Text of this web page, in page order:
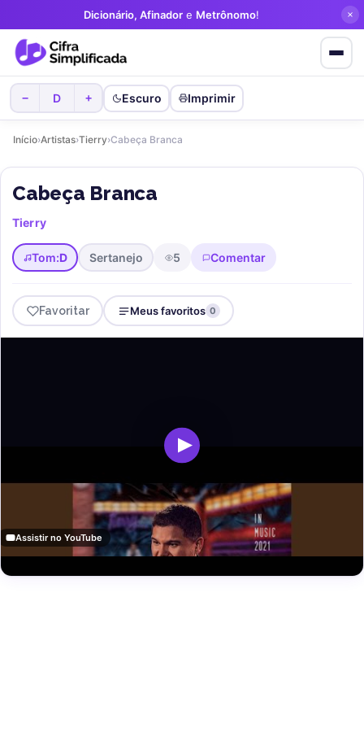
Dicionário, Afinador e Metrônomo!
− D + Escuro Imprimir
Início›Artistas›Tierry›Cabeça Branca
Cabeça Branca
Tierry
Tom:D Sertanejo 5 Comentar
Favoritar Meus favoritos 0
Assistir no YouTube